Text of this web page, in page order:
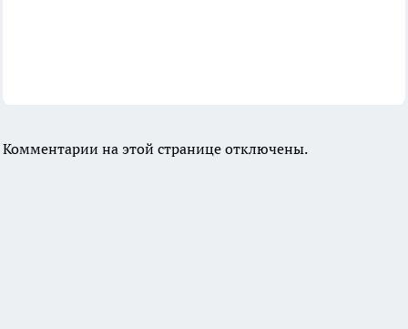
Комментарии на этой странице отключены.